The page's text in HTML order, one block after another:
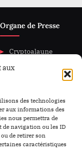
aux
des technologies
aux informations des
nous permettra de
de navigation ou les ID
de retirer son
caractéristiques
Organe de Presse
Cryptoalaune
A propos de nous
Nous Contacter